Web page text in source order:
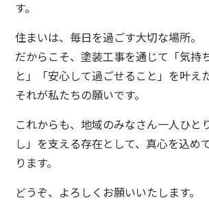
す。
住まいは、毎日を過ごす大切な場所。
だからこそ、塗装工事を通じて「気持
と」「安心して過ごせること」を叶え
それが私たちの願いです。
これからも、地域のみなさん一人ひと
し」を支える存在として、真心を込め
ります。
どうぞ、よろしくお願いいたします。